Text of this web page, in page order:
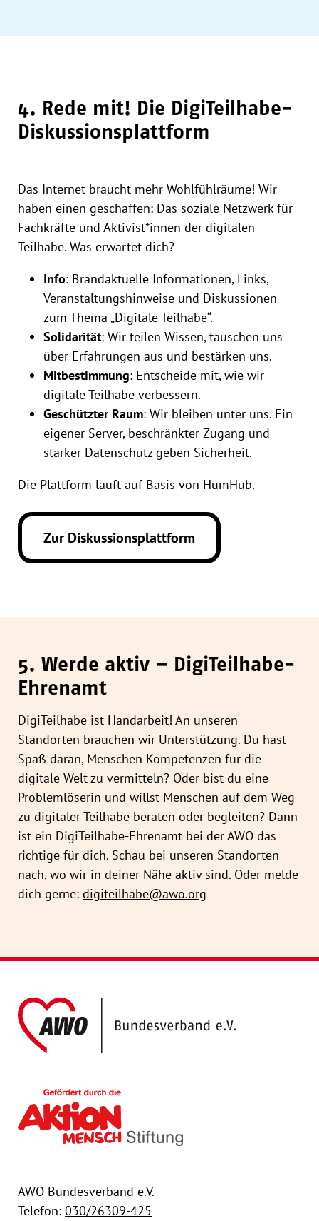
4. Rede mit! Die DigiTeilhabe-
Diskussionsplattform
Das Internet braucht mehr Wohlfühlräume! Wir
haben einen geschaffen: Das soziale Netzwerk für
Fachkräfte und Aktivist*innen der digitalen
Teilhabe. Was erwartet dich?
Info: Brandaktuelle Informationen, Links,
Veranstaltungshinweise und Diskussionen
zum Thema „Digitale Teilhabe“.
Solidarität: Wir teilen Wissen, tauschen uns
über Erfahrungen aus und bestärken uns.
Mitbestimmung: Entscheide mit, wie wir
digitale Teilhabe verbessern.
Geschützter Raum: Wir bleiben unter uns. Ein
eigener Server, beschränkter Zugang und
starker Datenschutz geben Sicherheit.
Die Plattform läuft auf Basis von HumHub.
Zur Diskussionsplattform
5. Werde aktiv – DigiTeilhabe-
Ehrenamt
DigiTeilhabe ist Handarbeit! An unseren
Standorten brauchen wir Unterstützung. Du hast
Spaß daran, Menschen Kompetenzen für die
digitale Welt zu vermitteln? Oder bist du eine
Problemlöserin und willst Menschen auf dem Weg
zu digitaler Teilhabe beraten oder begleiten? Dann
ist ein DigiTeilhabe-Ehrenamt bei der AWO das
richtige für dich. Schau bei unseren Standorten
nach, wo wir in deiner Nähe aktiv sind. Oder melde
dich gerne: digiteilhabe@awo.org
AWO Bundesverband e.V.
Telefon: 030/26309-425